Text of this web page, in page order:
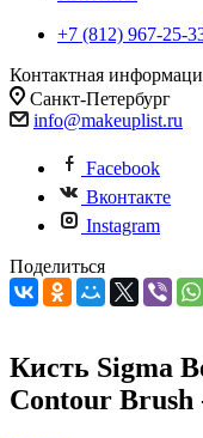
+7 (812) 967-25-
Контактная
Санкт-Петербург
info@makeuplist.ru
Facebook
Вконтакте
Instagram
Поделиться
Кисть Sigma
Contour Brush